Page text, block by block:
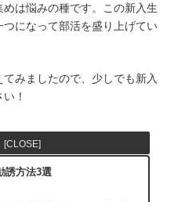
は悩みの種です。この新入生
になって部活を盛り上げてい
みましたので、少しでも新入
！
誘方法3選